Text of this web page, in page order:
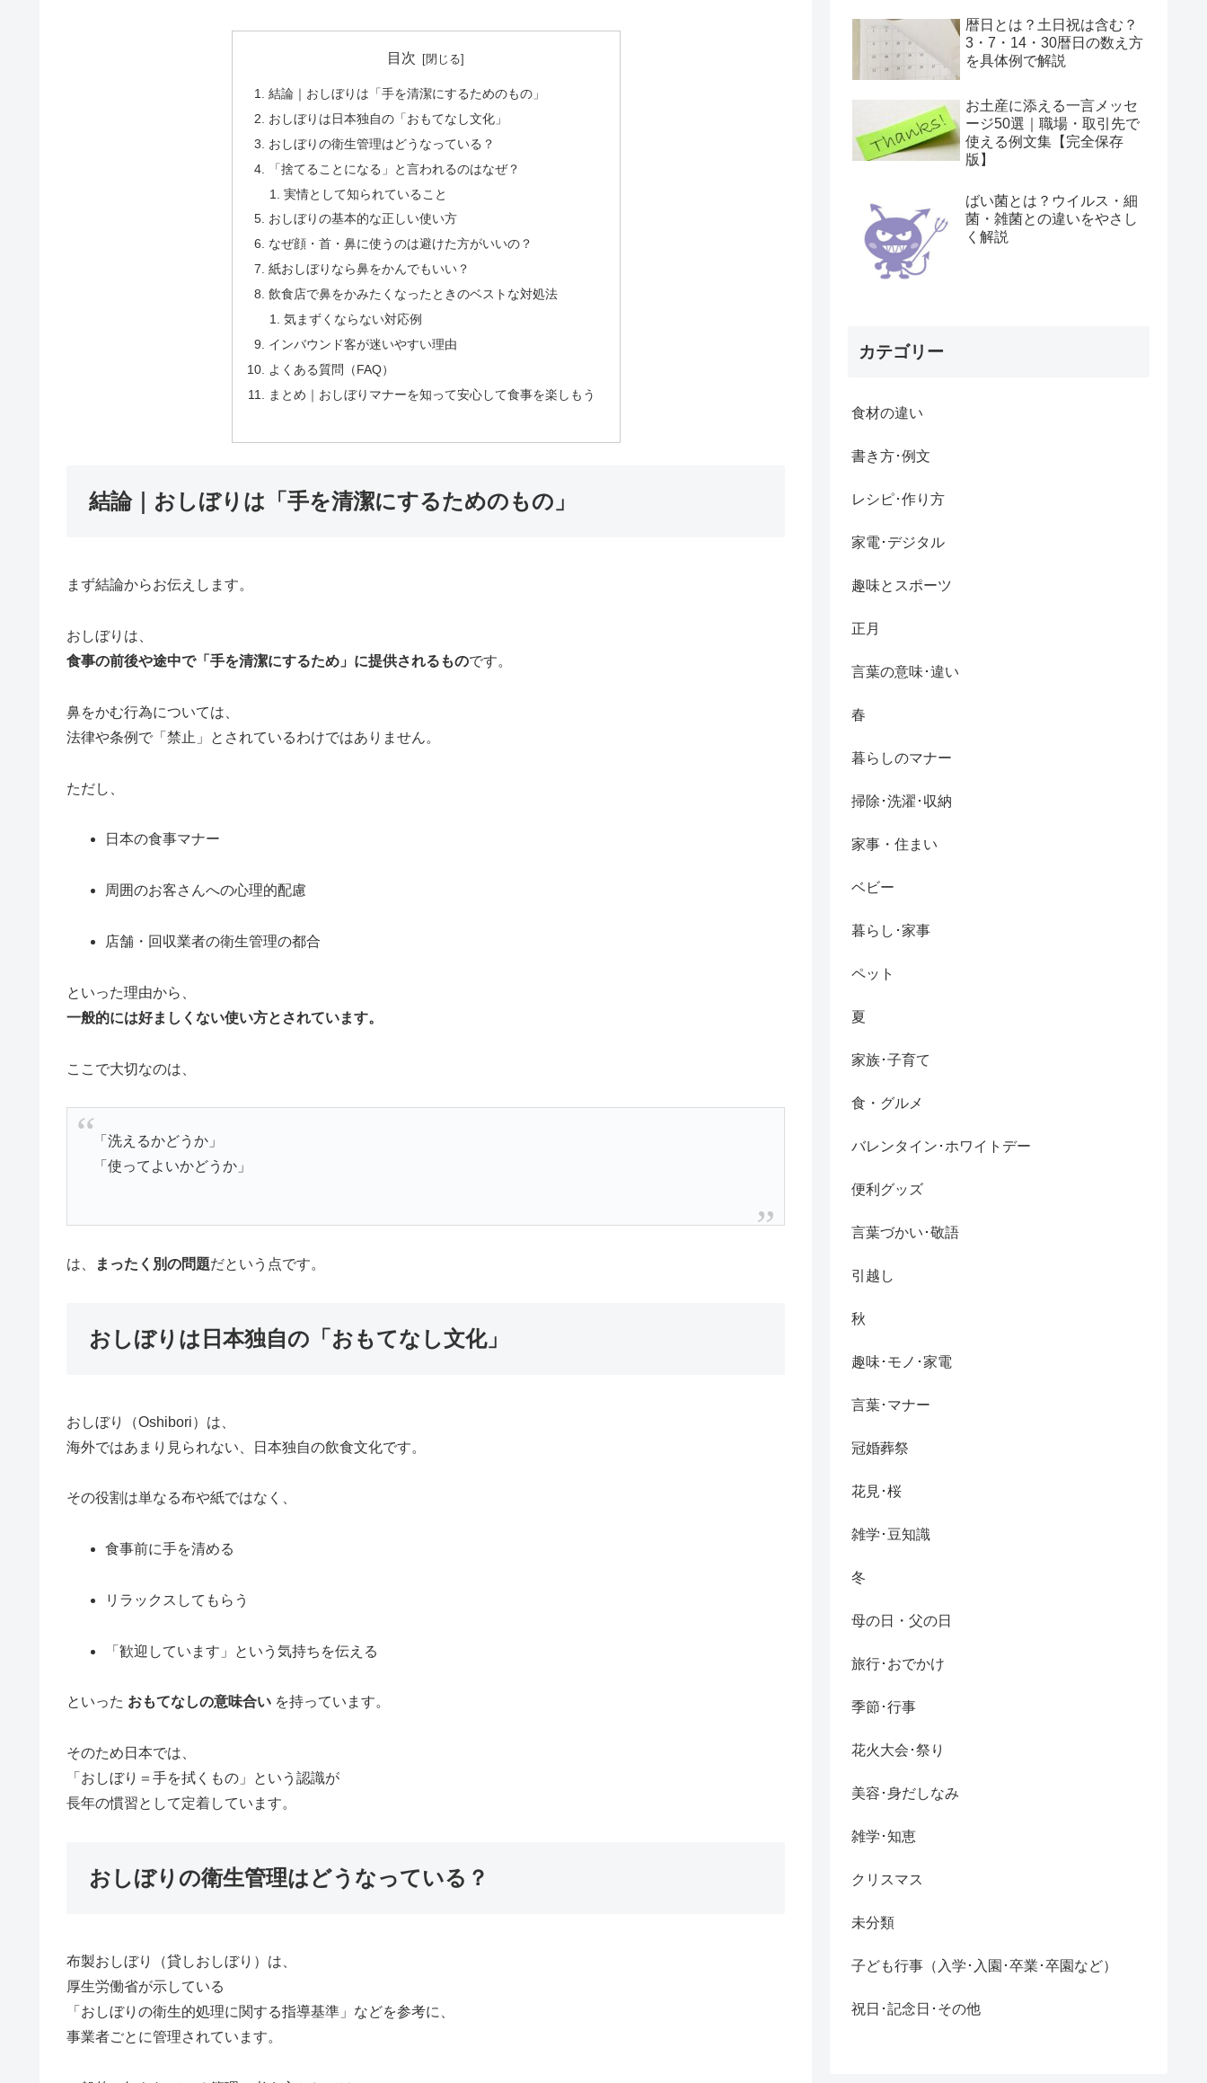
目次
結論｜おしぼりは「手を清潔にするためのもの」
おしぼりは日本独自の「おもてなし文化」
おしぼりの衛生管理はどうなっている？
「捨てることになる」と言われるのはなぜ？
実情として知られていること
おしぼりの基本的な正しい使い方
なぜ顔・首・鼻に使うのは避けた方がいいの？
紙おしぼりなら鼻をかんでもいい？
飲食店で鼻をかみたくなったときのベストな対処法
気まずくならない対応例
インバウンド客が迷いやすい理由
よくある質問（FAQ）
まとめ｜おしぼりマナーを知って安心して食事を楽しもう
結論｜おしぼりは「手を清潔にするためのもの」
まず結論からお伝えします。
おしぼりは、
食事の前後や途中で「手を清潔にするため」に提供されるものです。
鼻をかむ行為については、
法律や条例で「禁止」とされているわけではありません。
ただし、
日本の食事マナー
周囲のお客さんへの心理的配慮
店舗・回収業者の衛生管理の都合
といった理由から、
一般的には好ましくない使い方とされています。
ここで大切なのは、
「洗えるかどうか」
「使ってよいかどうか」
は、 まったく別の問題だという点です。
おしぼりは日本独自の「おもてなし文化」
おしぼり（Oshibori）は、
海外ではあまり見られない、日本独自の飲食文化です。
その役割は単なる布や紙ではなく、
食事前に手を清める
リラックスしてもらう
「歓迎しています」という気持ちを伝える
といった おもてなしの意味合い を持っています。
そのため日本では、
「おしぼり＝手を拭くもの」という認識が
長年の慣習として定着しています。
おしぼりの衛生管理はどうなっている？
布製おしぼり（貸しおしぼり）は、
厚生労働省が示している
「おしぼりの衛生的処理に関する指導基準」などを参考に、
事業者ごとに管理されています。
暦日とは？土日祝は含む？
3・7・14・30暦日の数え方
を具体例で解説
お土産に添える一言メッセ
ージ50選｜職場・取引先で
使える例文集【完全保存
版】
ばい菌とは？ウイルス・細
菌・雑菌との違いをやさし
く解説
カテゴリー
食材の違い
書き方･例文
レシピ･作り方
家電･デジタル
趣味とスポーツ
正月
言葉の意味･違い
春
暮らしのマナー
掃除･洗濯･収納
家事・住まい
ベビー
暮らし･家事
ペット
夏
家族･子育て
食・グルメ
バレンタイン･ホワイトデー
便利グッズ
言葉づかい･敬語
引越し
秋
趣味･モノ･家電
言葉･マナー
冠婚葬祭
花見･桜
雑学･豆知識
冬
母の日・父の日
旅行･おでかけ
季節･行事
花火大会･祭り
美容･身だしなみ
雑学･知恵
クリスマス
未分類
子ども行事（入学･入園･卒業･卒園など）
祝日･記念日･その他